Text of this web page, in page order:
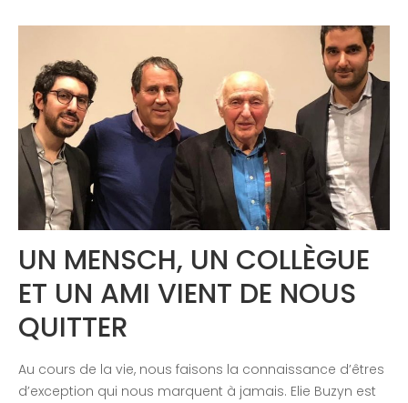
Congrès 2018
Congrès 2020
UN MENSCH, UN COLLÈGUE
ET UN AMI VIENT DE NOUS
QUITTER
Au cours de la vie, nous faisons la connaissance d’êtres
d’exception qui nous marquent à jamais. Elie Buzyn est